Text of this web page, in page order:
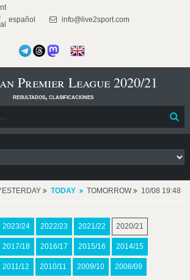
español info@live2sport.com
Premier League 2020/21
resultados, clasificaciones
TODAY TOMORROW 10/08 19:48
2023/24 2022/23 2021/22 2020/21
2017/18 2016/17 2015/16 2014/15
2011/12 2010/11 2009/10 2008/09